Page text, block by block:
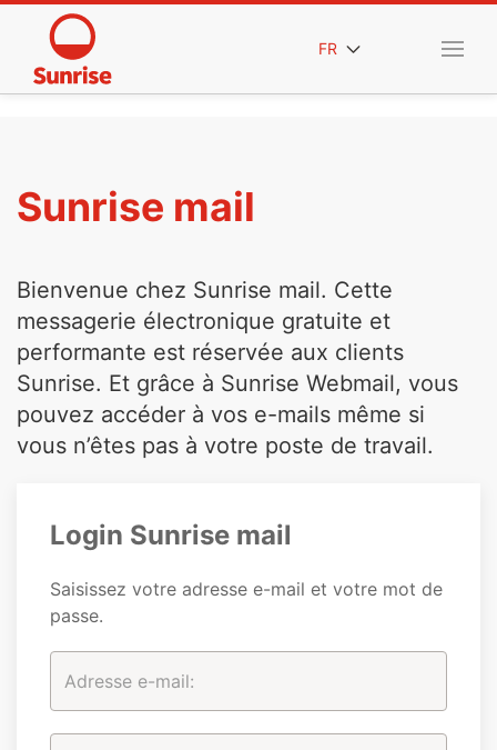
FR
Sunrise mail
Bienvenue chez Sunrise mail. Cette
messagerie électronique gratuite et
performante est réservée aux clients
Sunrise. Et grâce à Sunrise Webmail, vous
pouvez accéder à vos e-mails même si
vous n’êtes pas à votre poste de travail.
Login Sunrise mail
Saisissez votre adresse e-mail et votre mot de
passe.